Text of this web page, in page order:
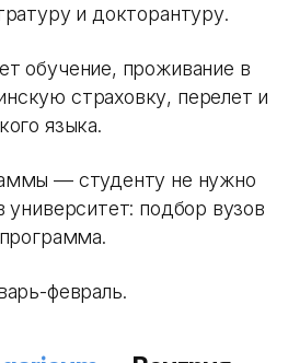
и докторантуру.
обучение, проживание в
страховку, перелет и
языка.
— студенту не нужно
университет: подбор вузов
февраль.